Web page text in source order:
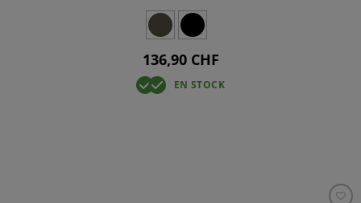
136,90 CHF
EN STOCK